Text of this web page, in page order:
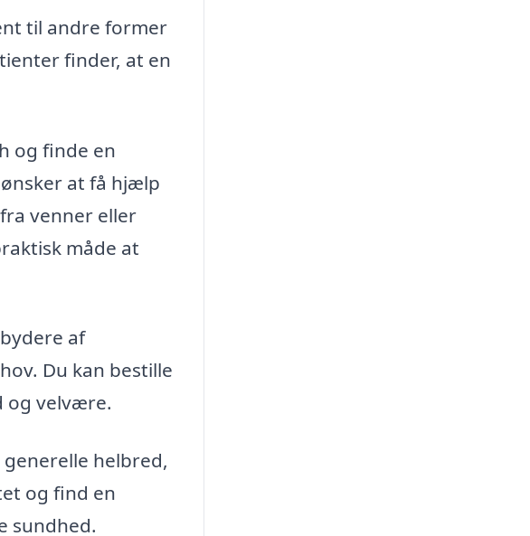
til andre former
finder, at en
og finde en
at få hjælp
venner eller
måde at
af
Du kan bestille
og velvære.
helbred,
og find en
sundhed.